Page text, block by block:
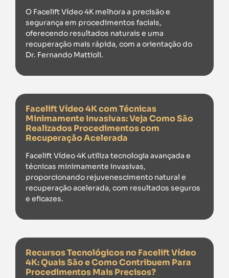
O Facelift Vídeo 4K melhora a precisão e
segurança em procedimentos faciais,
oferecendo resultados naturais e uma
recuperação mais rápida, com a orientação do
Dr. Fernando Mattioli.
Facelift Vídeo 4K com Técnicas
Minimamente Invasivas: Veja Como São
Realizados Procedimentos com
Recuperação Acelerada
Facelift Vídeo 4K utiliza tecnologia avançada e
técnicas minimamente invasivas,
proporcionando rejuvenescimento natural e
recuperação acelerada, com resultados seguros
e eficazes.
Recursos Tecnológicos no Facelift Vídeo
4K: Quais São e Como Contribuem Para
Procedimentos Mais Precisos?